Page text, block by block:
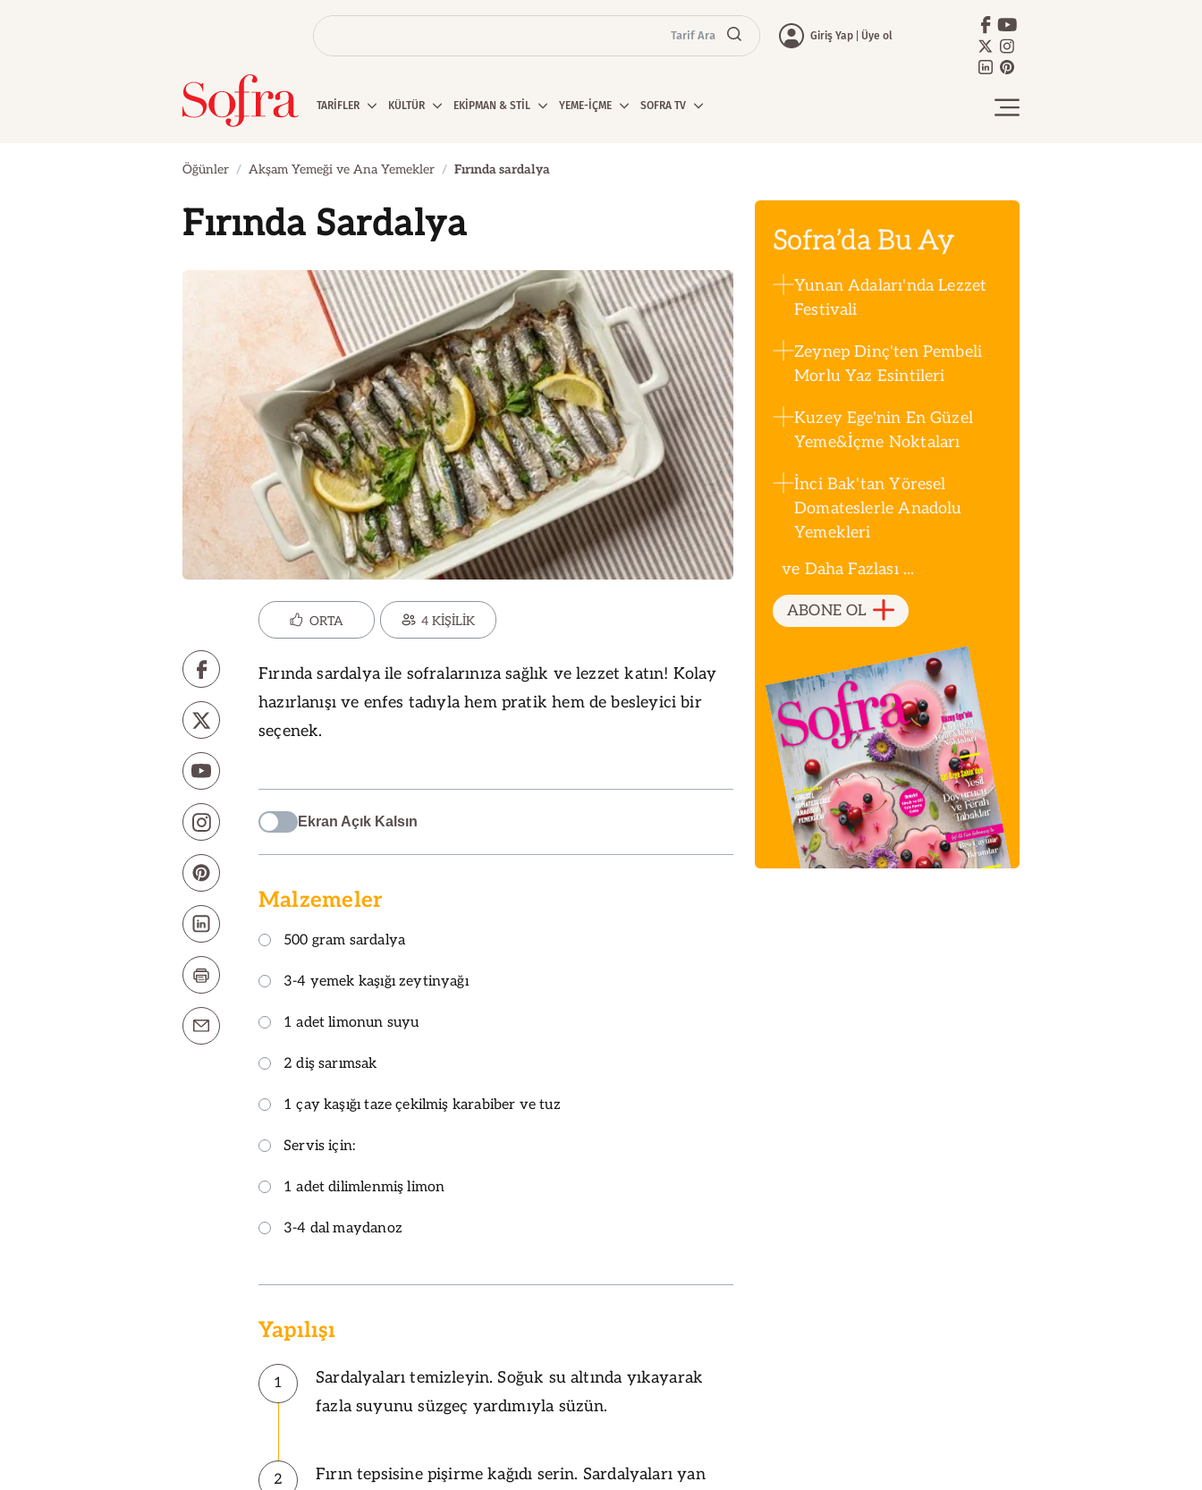
Tarif Ara Giriş Yap Üye ol
TARİFLER KÜLTÜR EKİPMAN & STİL YEME-İÇME SOFRA TV
Öğünler Akşam Yemeği ve Ana Yemekler Fırında sardalya
Fırında Sardalya
ORTA 4 KİŞİLİK
Fırında sardalya ile sofralarınıza sağlık ve lezzet katın! Kolay
hazırlanışı ve enfes tadıyla hem pratik hem de besleyici bir
seçenek.
Ekran Açık Kalsın
Malzemeler
500 gram sardalya
3-4 yemek kaşığı zeytinyağı
1 adet limonun suyu
2 diş sarımsak
1 çay kaşığı taze çekilmiş karabiber ve tuz
Servis için:
1 adet dilimlenmiş limon
3-4 dal maydanoz
Yapılışı
1
Sardalyaları temizleyin. Soğuk su altında yıkayarak
fazla suyunu süzgeç yardımıyla süzün.
2
Fırın tepsisine pişirme kağıdı serin. Sardalyaları yan
Sofra’da Bu Ay
Yunan Adaları'nda Lezzet
Festivali
Zeynep Dinç'ten Pembeli
Morlu Yaz Esintileri
Kuzey Ege'nin En Güzel
Yeme&İçme Noktaları
İnci Bak'tan Yöresel
Domateslerle Anadolu
Yemekleri
ve Daha Fazlası ...
ABONE OL